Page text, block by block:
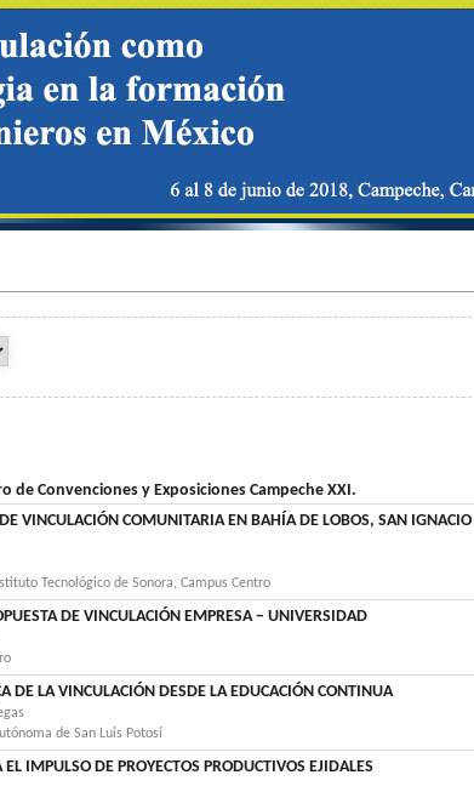
Convenciones y Exposiciones Campeche XXI.
VINCULACIÓN COMUNITARIA EN BAHÍA DE LOBOS, SAN IGNACIO
Tecnológico de Sonora, Campus Centro
DE VINCULACIÓN EMPRESA – UNIVERSIDAD
DE LA VINCULACIÓN DESDE LA EDUCACIÓN CONTINUA
de San Luis Potosí
IMPULSO DE PROYECTOS PRODUCTIVOS EJIDALES